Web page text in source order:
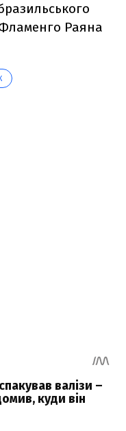
Раяна